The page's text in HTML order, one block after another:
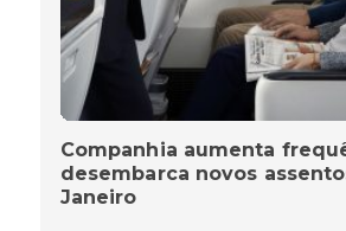
Companhia aumenta
desembarca novos
Janeiro